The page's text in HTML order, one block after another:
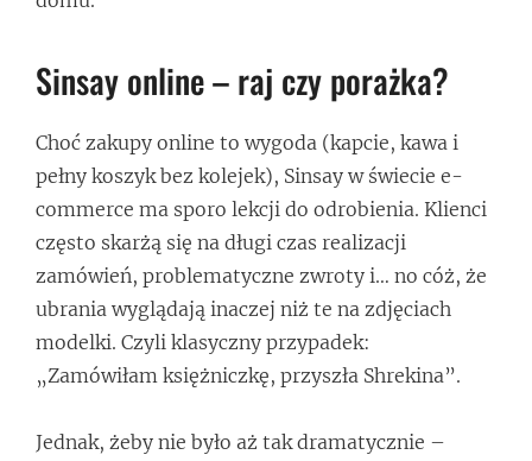
Sinsay online – raj czy porażka?
Choć zakupy online to wygoda (kapcie, kawa i
pełny koszyk bez kolejek), Sinsay w świecie e-
commerce ma sporo lekcji do odrobienia. Klienci
często skarżą się na długi czas realizacji
zamówień, problematyczne zwroty i… no cóż, że
ubrania wyglądają inaczej niż te na zdjęciach
modelki. Czyli klasyczny przypadek:
„Zamówiłam księżniczkę, przyszła Shrekina”.
Jednak, żeby nie było aż tak dramatycznie –